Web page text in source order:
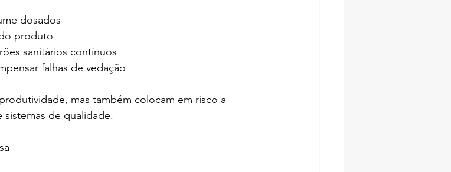
dosados
do produto
sanitários contínuos
falhas de vedação
mas também colocam em risco a
de qualidade.